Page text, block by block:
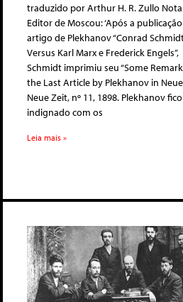
traduzido por Arthur H. R. Zullo
Editor de Moscou: ‘Após a
artigo de Plekhanov “Conrad
Versus Karl Marx e Frederick Engels”,
Schmidt imprimiu seu “Some
the Last Article by Plekhanov in Neue
Neue Zeit, nº 11, 1898. Plekhanov
indignado com os
Leia mais »